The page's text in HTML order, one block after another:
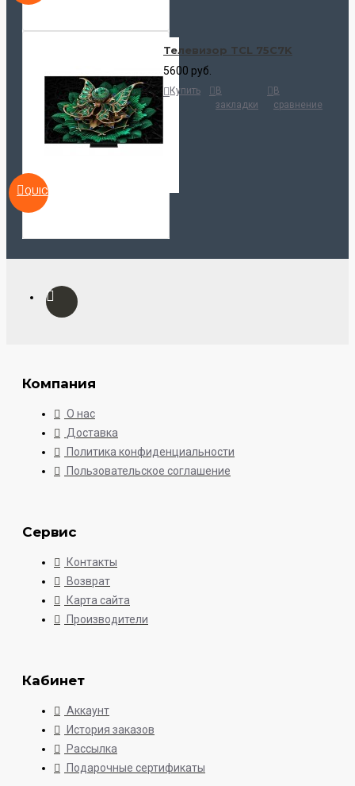
QUICKVIEW
Телевизор TCL 75C7K
5600 руб.
Купить
В
закладки
В
сравнение
Компания
О нас
Доставка
Политика конфиденциальности
Пользовательское соглашение
Сервис
Контакты
Возврат
Карта сайта
Производители
Кабинет
Аккаунт
История заказов
Рассылка
Подарочные сертификаты